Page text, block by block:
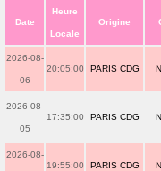
Date
Heure
Locale
Origine
2026-08-
06
20:05:00 PARIS CDG
2026-08-
05
17:35:00 PARIS CDG
2026-08-
19:55:00 PARIS CDG